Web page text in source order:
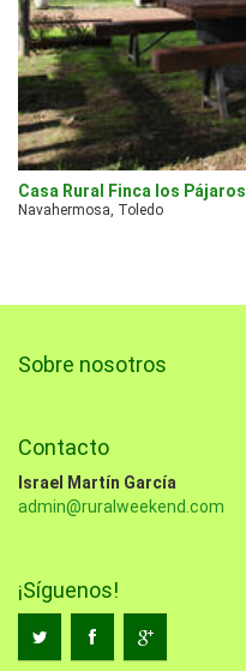
Casa Rural Finca los Pájaros
Navahermosa, Toledo
Sobre nosotros
Contacto
Israel Martín García
admin@ruralweekend.com
¡Síguenos!